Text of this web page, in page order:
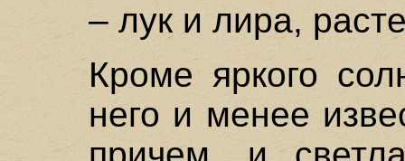
– лук и лира,
Кроме яркого
него и менее